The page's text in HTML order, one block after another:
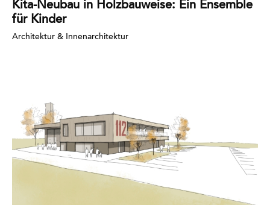
Kita-Neubau in Holzbauweise: Ein Ensemble
für Kinder
Architektur & Innenarchitektur
erfahren